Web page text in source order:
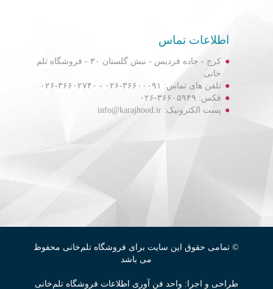
اطلاعات تماس
کرج - جاده فردیس - نبش گلستان ۳۰ - فروشگاه تلم
خانی
تلفن های تماس: ۳۶۶۰۰۰۹۱-۰۲۶ - ۳۶۶۰۲۷۴۰-۰۲۶
فکس: ۳۶۶۰۵۹۴۹-۰۲۶
پست الکترونیک: info@karajhood.ir
© تمامی حقوق این سایت برای فروشگاه تلم‌خانی محفوظ
می باشد
طراحی و اجرا: واحد فن آوری اطلاعات فروشگاه تلم‌خانی